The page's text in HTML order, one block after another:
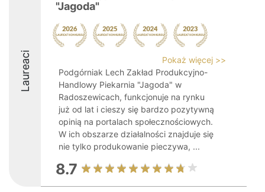
Laureaci
"Jagoda"
Pokaż więcej >>
Podgórniak Lech Zakład Produkcyjno-
Handlowy Piekarnia "Jagoda" w
Radoszewicach, funkcjonuje na rynku
już od lat i cieszy się bardzo pozytywną
opinią na portalach społecznościowych.
W ich obszarze działalności znajduje się
nie tylko produkowanie pieczywa, ...
8.7